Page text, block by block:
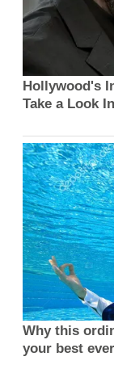
Hollywood's
Take a Look
Why this
your best